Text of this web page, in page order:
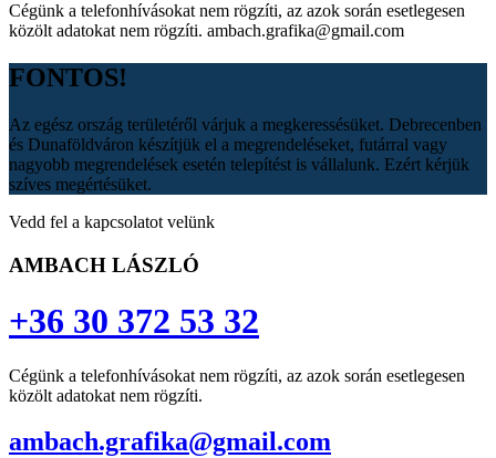
Cégünk a telefonhívásokat nem rögzíti, az azok során esetlegesen
közölt adatokat nem rögzíti. ambach.grafika@gmail.com
FONTOS!
Az egész ország területéről várjuk a megkeressésüket. Debrecenben
és Dunaföldváron készítjük el a megrendeléseket, futárral vagy
nagyobb megrendelések esetén telepítést is vállalunk. Ezért kérjük
szíves megértésüket.
Vedd fel a kapcsolatot velünk
AMBACH LÁSZLÓ
+36 30 372 53 32
Cégünk a telefonhívásokat nem rögzíti, az azok során esetlegesen
közölt adatokat nem rögzíti.
ambach.grafika@gmail.com